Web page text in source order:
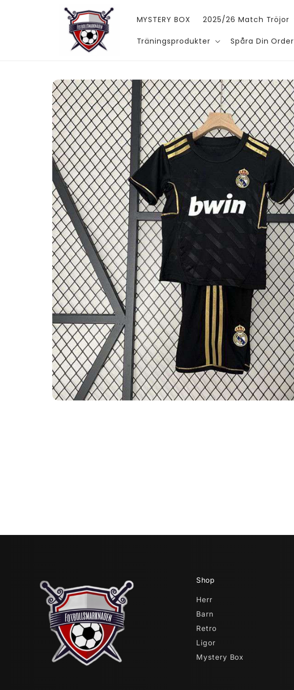
MYSTERY BOX 2025/26 Match Tröjor
Träningsprodukter Spåra Din Order
Gå vidare till
produktinformation
Shop
Herr
Barn
Retro
Ligor
Mystery Box